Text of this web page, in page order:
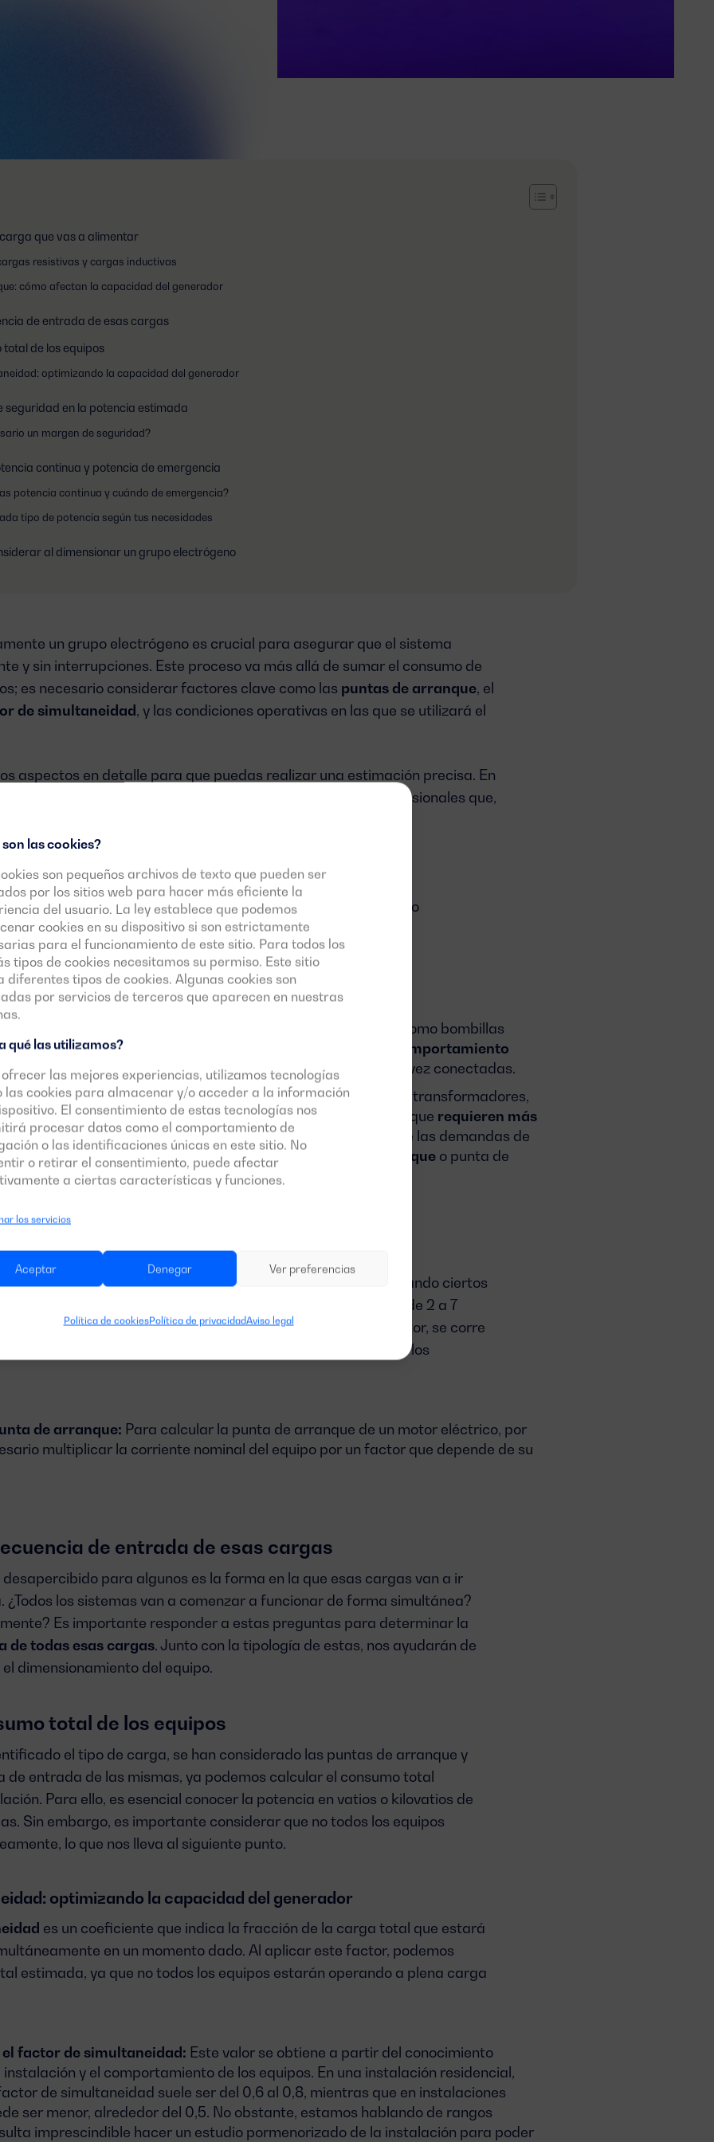
son las cookies?
son pequeños archivos de texto que pueden ser
por los sitios web para hacer más eficiente la
del usuario. La ley establece que podemos
cookies en su dispositivo si son estrictamente
para el funcionamiento de este sitio. Para todos los
tipos de cookies necesitamos su permiso. Este sitio
diferentes tipos de cookies. Algunas cookies son
por servicios de terceros que aparecen en nuestras
qué las utilizamos?
las mejores experiencias, utilizamos tecnologías
las cookies para almacenar y/o acceder a la información
El consentimiento de estas tecnologías nos
procesar datos como el comportamiento de
o las identificaciones únicas en este sitio. No
o retirar el consentimiento, puede afectar
a ciertas características y funciones.
los servicios
Aceptar Denegar Ver preferencias
Política de cookiesPolítica de privacidadAviso legal
que vas a alimentar
resistivas y cargas inductivas
cómo afectan la capacidad del generador
de entrada de esas cargas
total de los equipos
optimizando la capacidad del generador
seguridad en la potencia estimada
un margen de seguridad?
continua y potencia de emergencia
potencia continua y cuándo de emergencia?
tipo de potencia según tus necesidades
al dimensionar un grupo electrógeno
un grupo electrógeno es crucial para asegurar que el sistema
y sin interrupciones. Este proceso va más allá de sumar el consumo de
es necesario considerar factores clave como las puntas de arranque, el
de simultaneidad, y las condiciones operativas en las que se utilizará el
aspectos en detalle para que puedas realizar una estimación precisa. En
imprescindible trasladar los detalles de la instalación a profesionales que,
el proyecto para plantear la solución correcta.
de carga que vas a alimentar
es determinar eltipo de cargaque va a alimentar el grupo
se clasifica en dos tipos principales:
resistivas y cargas inductivas
Son aquellas que convierten la energía eléctrica en calor, como bombillas
estufas eléctricas, y calentadores. Estas cargas tienen un
comportamiento
no requieren potencia adicionalpara su funcionamiento una vez conectadas.
Involucran equipos que contienen bobinas, como motores, transformadores,
cargas tienen un factor de potencia bajo, lo que implica que requieren más
funcionar,especialmente en el momento del arranque
, donde las demandas de
Este fenómeno es conocido como
pico de arranque o punta de
cómo afectan la capacidad del generador
sonincrementos temporales de potencia
que ocurren cuando ciertos
o compresores, se inician. Estas puntas pueden llegar a ser de 2 a 7
nominal del equipo. Si no se tiene en cuenta este factor, se corre
electrógeno no pueda suministrar la potencia necesaria en los
de arranque: Para calcular la punta de arranque de un motor eléctrico, por
multiplicar la corriente nominal del equipo por un factor que depende de su
de entrada de esas cargas
para algunos es la forma en la que esas cargas van a ir
¿Todos los sistemas van a comenzar a funcionar de forma simultánea?
Es importante responder a estas preguntas para determinar la
de todas esas cargas. Junto con la tipología de estas, nos ayudarán de
dimensionamiento del equipo.
total de los equipos
el tipo de carga, se han considerado las puntas de arranque y
de entrada de las mismas, ya podemos calcular el consumo total
Para ello, es esencial conocer la potencia en vatios o kilovatios de
Sin embargo, es importante considerar que no todos los equipos
lo que nos lleva al siguiente punto.
optimizando la capacidad del generador
es un coeficiente que indica la fracción de la carga total que estará
en un momento dado. Al aplicar este factor, podemos
estimada, ya que no todos los equipos estarán operando a plena carga
factor de simultaneidad: Este valor se obtiene a partir del conocimiento
y el comportamiento de los equipos. En una instalación residencial,
de simultaneidad suele ser del 0,6 al 0,8, mientras que en instalaciones
ser menor, alrededor del 0,5. No obstante, estamos hablando de rangos
imprescindible hacer un estudio pormenorizado de la instalación para poder